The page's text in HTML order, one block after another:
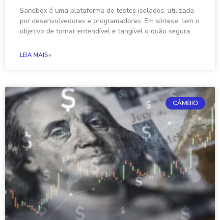
Sandbox é uma plataforma de testes isolados, utilizada
por desenvolvedores e programadores. Em síntese, tem o
objetivo de tornar entendível e tangível o quão segura
LEIA MAIS »
CÂMBIO